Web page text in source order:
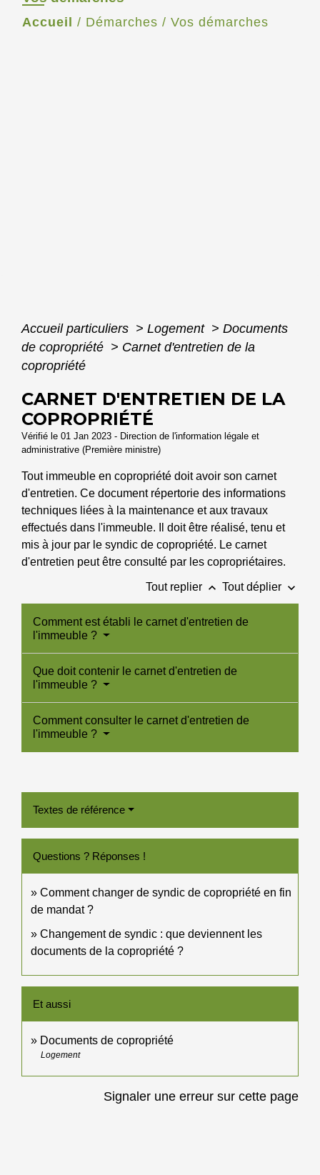
Accueil / Démarches / Vos démarches
Accueil particuliers > Logement > Documents
de copropriété > Carnet d'entretien de la
copropriété
CARNET D'ENTRETIEN DE LA
COPROPRIÉTÉ
Vérifié le 01 Jan 2023 - Direction de l'information légale et
administrative (Première ministre)
Tout immeuble en copropriété doit avoir son carnet
d'entretien. Ce document répertorie des informations
techniques liées à la maintenance et aux travaux
effectués dans l'immeuble. Il doit être réalisé, tenu et
mis à jour par le syndic de copropriété. Le carnet
d'entretien peut être consulté par les copropriétaires.
Tout replier keyboard_arrow_up Tout déplier keyboard_arrow_down
Comment est établi le carnet d'entretien de
l'immeuble ?
Que doit contenir le carnet d'entretien de
l'immeuble ?
Comment consulter le carnet d'entretien de
l'immeuble ?
Textes de référence
Questions ? Réponses !
Comment changer de syndic de copropriété en fin
de mandat ?
Changement de syndic : que deviennent les
documents de la copropriété ?
Et aussi
Documents de copropriété
Logement
Signaler une erreur sur cette page